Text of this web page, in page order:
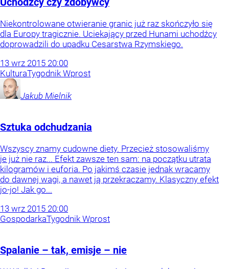
Uchodźcy czy zdobywcy
Niekontrolowane otwieranie granic już raz skończyło się
dla Europy tragicznie. Uciekający przed Hunami uchodźcy
doprowadzili do upadku Cesarstwa Rzymskiego.
13 wrz 2015 20:00
KulturaTygodnik Wprost
Jakub Mielnik
Sztuka odchudzania
Wszyscy znamy cudowne diety. Przecież stosowaliśmy
je już nie raz... Efekt zawsze ten sam: na początku utrata
kilogramów i euforia. Po jakimś czasie jednak wracamy
do dawnej wagi, a nawet ją przekraczamy. Klasyczny efekt
jo-jo! Jak go...
13 wrz 2015 20:00
GospodarkaTygodnik Wprost
Spalanie – tak, emisje – nie